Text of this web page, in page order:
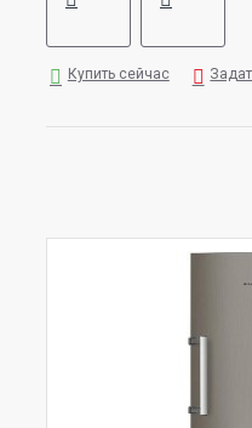
Купить сейчас